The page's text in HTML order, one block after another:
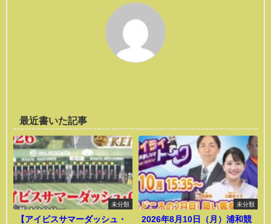
最近書いた記事
未分類
【アイビスサマーダッシュ・
未分類
2026年8月10日（月）浦和競